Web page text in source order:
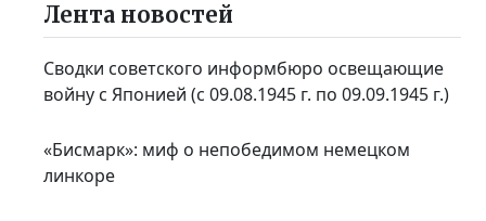
Лента новостей
Сводки советского информбюро освещающие
войну с Японией (с 09.08.1945 г. по 09.09.1945 г.)
«Бисмарк»: миф о непобедимом немецком
линкоре